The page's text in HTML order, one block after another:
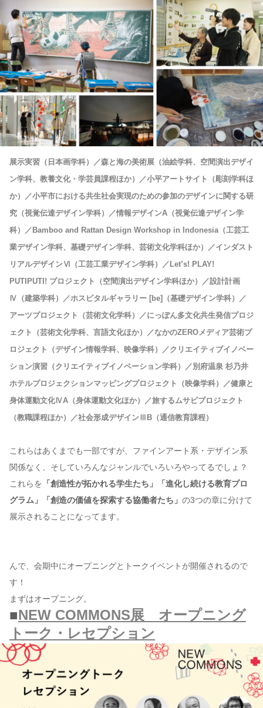
展示実習（日本画学科）／森と海の美術展（油絵学科、空間演出デザイ
ン学科、教養文化・学芸員課程ほか）／小平アートサイト（彫刻学科ほ
か）／小平市における共生社会実現のための参加のデザインに関する研
究（視覚伝達デザイン学科）／情報デザインA（視覚伝達デザイン学
科）／Bamboo and Rattan Design Workshop in Indonesia（工芸工
業デザイン学科、基礎デザイン学科、芸術文化学科ほか）／インダスト
リアルデザインⅥ（工芸工業デザイン学科）／Let’s! PLAY!
PUTIPUTI! プロジェクト（空間演出デザイン学科ほか）／設計計画
Ⅳ（建築学科）／ホスピタルギャラリー [be]（基礎デザイン学科）／
アーツプロジェクト（芸術文化学科）／にっぽん多文化共生発信プロジ
ェクト（芸術文化学科、言語文化ほか）／なかのZEROメディア芸術プ
ロジェクト（デザイン情報学科、映像学科）／クリエイティブイノベー
ション演習（クリエイティブイノベーション学科）／別府温泉 杉乃井
ホテルプロジェクションマッピングプロジェクト（映像学科）／健康と
身体運動文化ⅣA（身体運動文化ほか）／旅するムサビプロジェクト
（教職課程ほか）／社会形成デザインⅢB（通信教育課程）
これらはあくまでも一部ですが、ファインアート系・デザイン系
関係なく、そしていろんなジャンルでいろいろやってるでしょ？
これらを 「創造性が拓かれる学生たち」「進化し続ける教育プロ
グラム」「創造の価値を探索する協働者たち」 の3つの章に分けて
展示されることになってます。
んで、会期中にオープニングとトークイベントが開催されるので
す！
まずはオープニング。
■NEW COMMONS展 オープニング
トーク・レセプション